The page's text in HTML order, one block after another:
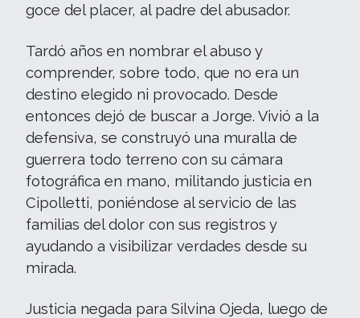
goce del placer, al padre del abusador.
Tardó años en nombrar el abuso y
comprender, sobre todo, que no era un
destino elegido ni provocado. Desde
entonces dejó de buscar a Jorge. Vivió a la
defensiva, se construyó una muralla de
guerrera todo terreno con su cámara
fotográfica en mano, militando justicia en
Cipolletti, poniéndose al servicio de las
familias del dolor con sus registros y
ayudando a visibilizar verdades desde su
mirada.
Justicia negada para Silvina Ojeda, luego de